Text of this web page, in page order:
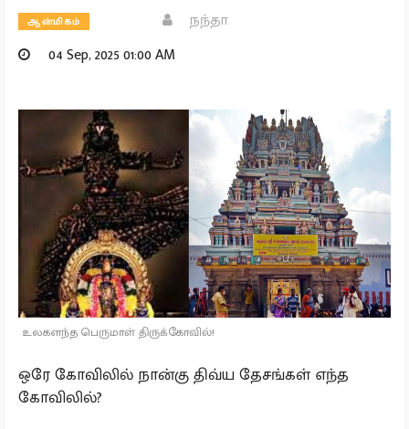
ஆன்மிகம்
நந்தா
04 Sep, 2025 01:00 AM
உலகளந்த பெருமாள் திருக்கோவில்!
ஒரே கோவிலில் நான்கு திவ்ய தேசங்கள் எந்த
கோவிலில்?